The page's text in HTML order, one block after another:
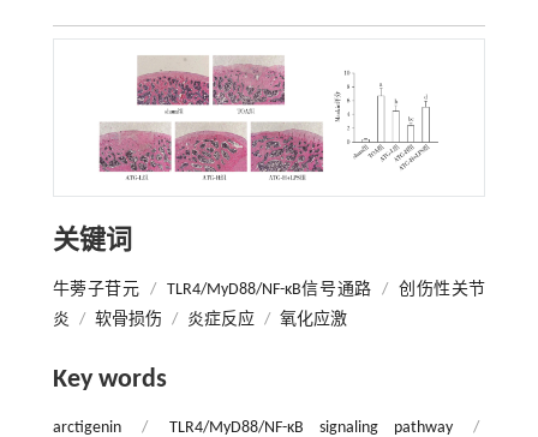
关键词
牛蒡子苷元 / TLR4/MyD88/NF-κB信号通路 /
创伤性关节
炎 / 软骨损伤 / 炎症反应 / 氧化应激
Key words
arctigenin / TLR4/MyD88/NF-κB signaling pathway /